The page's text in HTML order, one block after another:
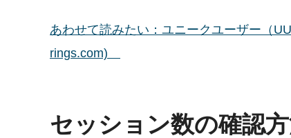
あわせて読みたい：ユニークユーザー（
rings.com)
セッション数の確認